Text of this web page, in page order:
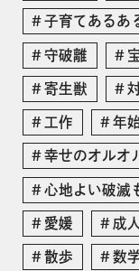
子育てあるあ
守破離
寄生獣
工作 年
幸せのオルオ
心地よい破滅
愛媛 成
散歩 数